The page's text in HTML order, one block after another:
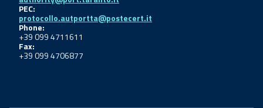
PEC:
protocollo.autportta@postecert.it
Phone:
+39 099 4711611
Fax:
+39 099 4706877